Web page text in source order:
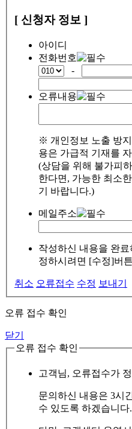
[ 신청자 정보 ]
아이디
전화번호
-
오류내용
※ 개인정보 노출 방
용은 가급적 기재를
(상담을 위해 불가피
한다면, 가능한 최소
기 바랍니다.)
메일주소
작성하신 내용을 완
정하시려면 [수정]버
취소 오류접수 수정 보내기
오류 접수 확인
닫기
오류 접수 확인
고객님, 오류접수가
문의하신 내용은 3시
수 있도록 하겠습니다.